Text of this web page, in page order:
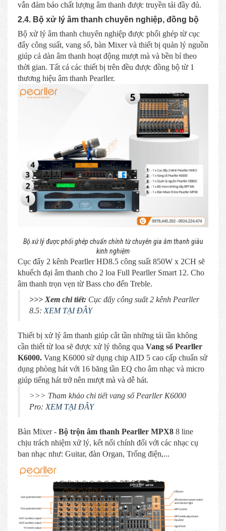
vẫn đảm bảo chất lượng âm thanh được truyền tải đầy đủ.
2.4. Bộ xử lý âm thanh chuyên nghiệp, đồng bộ
Bộ xử lý âm thanh chuyên nghiệp được phối ghép từ cục
đẩy công suất, vang số, bàn Mixer và thiết bị quản lý nguồn
giúp cả dàn âm thanh hoạt động mượt mà và bền bỉ theo
thời gian. Tất cả các thiết bị trên đều được đồng bộ từ 1
thương hiệu âm thanh Pearller.
Bộ xử lý được phối ghép chuẩn chỉnh từ chuyên gia âm thanh giàu
kinh nghiệm
Cục đẩy 2 kênh Pearller HD8.5 công suất 850W x 2CH sẽ
khuếch đại âm thanh cho 2 loa Full Pearller Smart 12. Cho
âm thanh trọn vẹn từ Bass cho đến Treble.
>>> Xem chi tiết: Cục đẩy công suất 2 kênh Pearller
8.5: XEM TẠI ĐÂY
Thiết bị xử lý âm thanh giúp cắt tần những tải tần không
cần thiết từ loa sẽ được xử lý thông qua Vang số Pearller
K6000. Vang K6000 sử dụng chip AID 5 cao cấp chuẩn sử
dụng phòng hát với 16 băng tần EQ cho âm nhạc và micro
giúp tiếng hát trở nên mượt mà và dễ hát.
>>> Tham khảo chi tiết vang số Pearller K6000
Pro: XEM TẠI ĐÂY
Bàn Mixer - Bộ trộn âm thanh Pearller MPX8 8 line
chịu trách nhiệm xử lý, kết nối chính đối với các nhạc cụ
ban nhạc như: Guitar, đàn Organ, Trống điện,...